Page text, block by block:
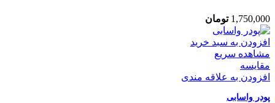
1,750,000 تومان
افزودن به سبد خرید
مشاهده سریع
مقایسه
افزودن به علاقه مندی
پودر واسابی